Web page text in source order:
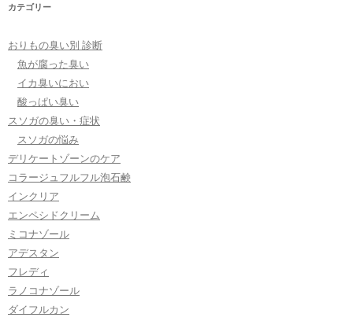
カテゴリー
おりもの臭い別 診断
魚が腐った臭い
イカ臭いにおい
酸っぱい臭い
スソガの臭い・症状
スソガの悩み
デリケートゾーンのケア
コラージュフルフル泡石鹸
インクリア
エンペシドクリーム
ミコナゾール
アデスタン
フレディ
ラノコナゾール
ダイフルカン